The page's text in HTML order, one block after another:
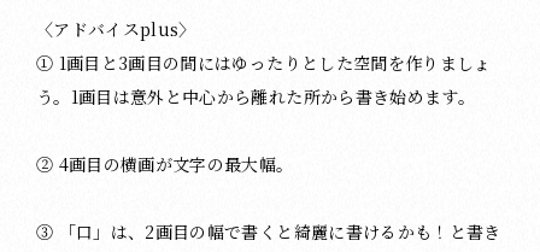
〈アドバイスplus〉
① 1画目と3画目の間にはゆったりとした空間を作りましょ
う。1画目は意外と中心から離れた所から書き始めます。
② 4画目の横画が文字の最大幅。
③ 「口」は、2画目の幅で書くと綺麗に書けるかも！と書き